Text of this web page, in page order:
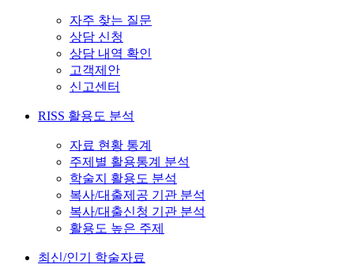
자주 찾는 질문
상담 신청
상담 내역 확인
고객제안
신고센터
RISS 활용도 분석
자료 현황 통계
주제별 활용통계 분석
학술지 활용도 분석
복사/대출제공 기관 분석
복사/대출신청 기관 분석
활용도 높은 주제
최신/인기 학술자료